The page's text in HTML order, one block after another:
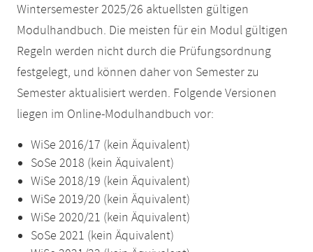
Wintersemester 2025/26 aktuellsten gültigen
Modulhandbuch. Die meisten für ein Modul gültigen
Regeln werden nicht durch die Prüfungsordnung
festgelegt, und können daher von Semester zu
Semester aktualisiert werden. Folgende Versionen
liegen im Online-Modulhandbuch vor:
WiSe 2016/17 (kein Äquivalent)
SoSe 2018 (kein Äquivalent)
WiSe 2018/19 (kein Äquivalent)
WiSe 2019/20 (kein Äquivalent)
WiSe 2020/21 (kein Äquivalent)
SoSe 2021 (kein Äquivalent)